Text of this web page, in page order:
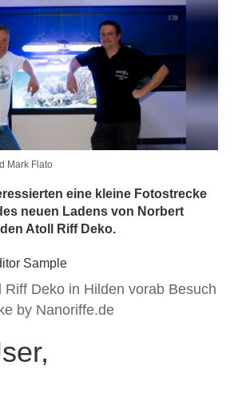
Mark Flato
eine kleine Fotostrecke
neuen Ladens von Norbert
Atoll Riff Deko.
Sample
Riff Deko in Hilden vorab Besuch
by Nanoriffe.de